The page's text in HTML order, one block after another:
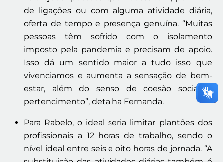
de ligações ou com alguma atividade diária,
oferta de tempo e presença genuína. “Muitas
pessoas têm sofrido com o isolamento
imposto pela pandemia e precisam de apoio.
Isso dá um sentido maior a tudo isso que
vivenciamos e aumenta a sensação de bem-
estar, além do senso de coesão social e
pertencimento”, detalha Fernanda.
Para Rabelo, o ideal seria limitar plantões dos
profissionais a 12 horas de trabalho, sendo o
nível ideal entre seis e oito horas de jornada. “A